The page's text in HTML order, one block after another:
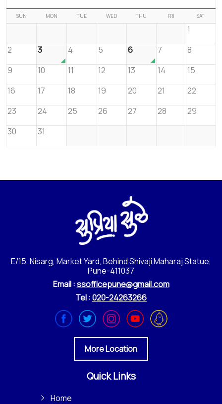
SUN MON TUE WED THU FRI SAT
1
2
3 4 5 6 7
8
9
10 11 12 13 14
15
16
17 18 19 20 21
22
23
24 25 26 27 28
29
30
31
E/15, Nisarg, Market Yard, Behind Shivaji Maharaj Statue,
Pune-411037
Email :ssofficepune@gmail.com
Tel :020-24263266
More Location
Quick Links
Home